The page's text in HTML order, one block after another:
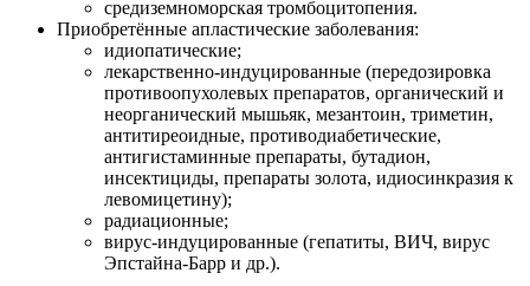
средиземноморская тромбоцитопения.
Приобретённые апластические заболевания:
идиопатические;
лекарственно-индуцированные (передозировка
противоопухолевых препаратов, органический и
неорганический мышьяк, мезантоин, триметин,
антитиреоидные, противодиабетические,
антигистаминные препараты, бутадион,
инсектициды, препараты золота, идиосинкразия к
левомицетину);
радиационные;
вирус-индуцированные (гепатиты, ВИЧ, вирус
Эпстайна-Барр и др.).